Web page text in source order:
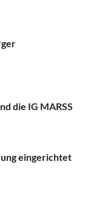
die IG MARSS
eingerichtet